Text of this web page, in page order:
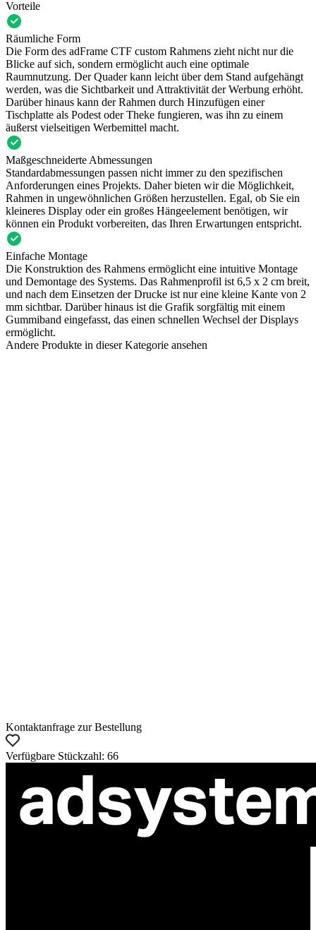
Vorteile
Räumliche Form
Die Form des adFrame CTF custom Rahmens zieht nicht nur die
Blicke auf sich, sondern ermöglicht auch eine optimale
Raumnutzung. Der Quader kann leicht über dem Stand aufgehängt
werden, was die Sichtbarkeit und Attraktivität der Werbung erhöht.
Darüber hinaus kann der Rahmen durch Hinzufügen einer
Tischplatte als Podest oder Theke fungieren, was ihn zu einem
äußerst vielseitigen Werbemittel macht.
Maßgeschneiderte Abmessungen
Standardabmessungen passen nicht immer zu den spezifischen
Anforderungen eines Projekts. Daher bieten wir die Möglichkeit,
Rahmen in ungewöhnlichen Größen herzustellen. Egal, ob Sie ein
kleineres Display oder ein großes Hängeelement benötigen, wir
können ein Produkt vorbereiten, das Ihren Erwartungen entspricht.
Einfache Montage
Die Konstruktion des Rahmens ermöglicht eine intuitive Montage
und Demontage des Systems. Das Rahmenprofil ist 6,5 x 2 cm breit,
und nach dem Einsetzen der Drucke ist nur eine kleine Kante von 2
mm sichtbar. Darüber hinaus ist die Grafik sorgfältig mit einem
Gummiband eingefasst, das einen schnellen Wechsel der Displays
ermöglicht.
Andere Produkte in dieser Kategorie ansehen
Kontaktanfrage zur Bestellung
Verfügbare Stückzahl: 66